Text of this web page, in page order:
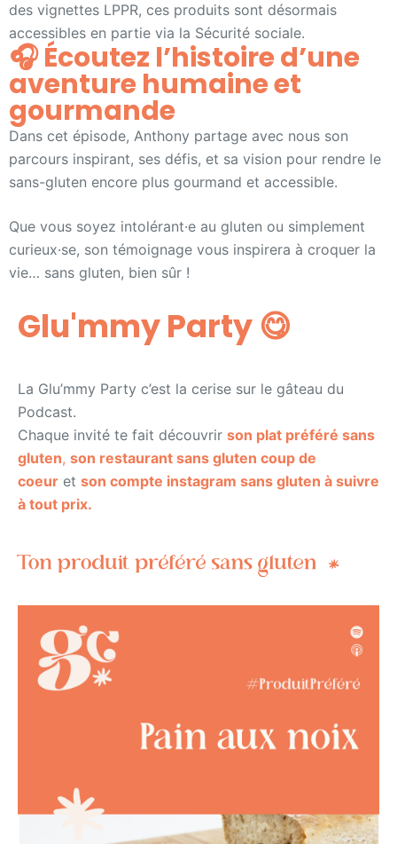
des vignettes LPPR, ces produits sont désormais
accessibles en partie via la Sécurité sociale.
🎧 Écoutez l’histoire d’une
aventure humaine et
gourmande
Dans cet épisode, Anthony partage avec nous son
parcours inspirant, ses défis, et sa vision pour rendre le
sans-gluten encore plus gourmand et accessible.
Que vous soyez intolérant·e au gluten ou simplement
curieux·se, son témoignage vous inspirera à croquer la
vie… sans gluten, bien sûr !
Glu'mmy Party 😋​​
La Glu’mmy Party c’est la cerise sur le gâteau du
Podcast.
Chaque invité te fait découvrir son plat préféré sans
gluten, son restaurant sans gluten coup de
coeur et son compte instagram sans gluten à suivre
à tout prix.